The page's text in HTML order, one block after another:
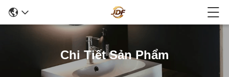
Chi Tiết Sản Phẩm